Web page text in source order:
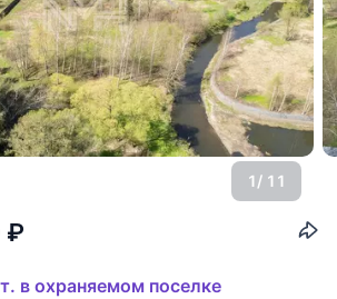
1/ 11
₽
в охраняемом поселке